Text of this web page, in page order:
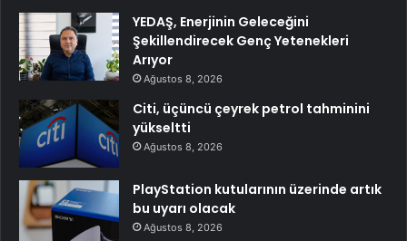
YEDAŞ, Enerjinin Geleceğini
Şekillendirecek Genç Yetenekleri
Arıyor
Ağustos 8, 2026
Citi, üçüncü çeyrek petrol tahminini
yükseltti
Ağustos 8, 2026
PlayStation kutularının üzerinde artık
bu uyarı olacak
Ağustos 8, 2026